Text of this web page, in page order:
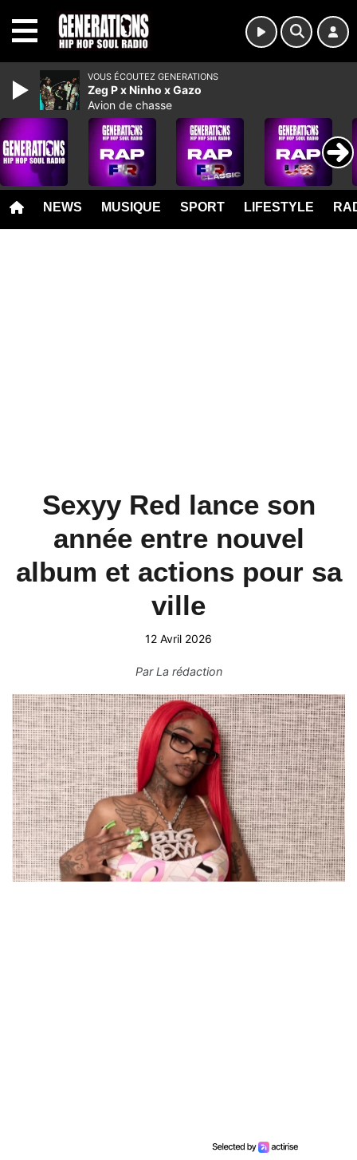
NEWS MUSIQUE SPORT LIFESTYLE
Sexyy Red lance son
année entre nouvel
album et actions pour sa
ville
12 Avril 2026
ParLa rédaction
VOUS ÉCOUTEZ GENERATIONS
Zeg P x Ninho x Gazo
Avion de chasse